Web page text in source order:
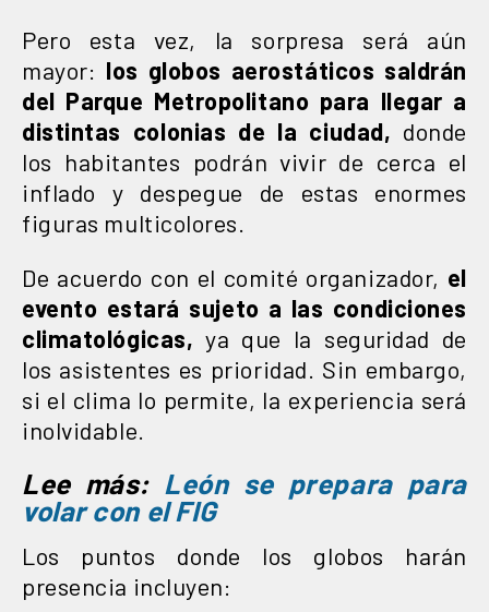
Pero esta vez, la sorpresa será aún
mayor: los globos aerostáticos saldrán
del Parque Metropolitano para llegar a
distintas colonias de la ciudad, donde
los habitantes podrán vivir de cerca el
inflado y despegue de estas enormes
figuras multicolores.
De acuerdo con el comité organizador, el
evento estará sujeto a las condiciones
climatológicas, ya que la seguridad de
los asistentes es prioridad. Sin embargo,
si el clima lo permite, la experiencia será
inolvidable.
Lee más: León se prepara para
volar con el FIG
Los puntos donde los globos harán
presencia incluyen: